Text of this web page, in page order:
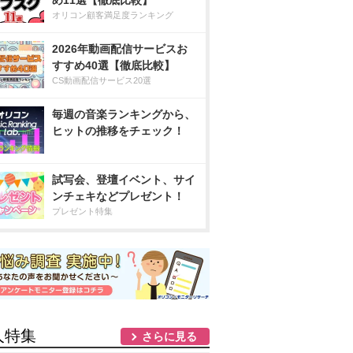
オリコン顧客満足度ランキング
2026年動画配信サービスお
すすめ40選【徹底比較】
CS動画配信サービス20選
毎週の音楽ランキングから、
ヒットの推移をチェック！
試写会、登壇イベント、サイ
ンチェキなどプレゼント！
プレゼント特集
特集 さらに見る